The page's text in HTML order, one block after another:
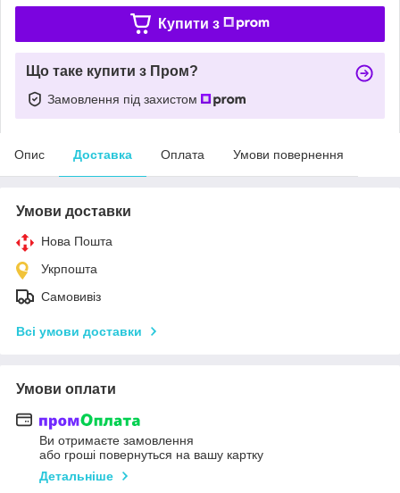
Купити з
Що таке купити з Пром?
Замовлення під захистом
Опис Доставка Оплата Умови повернення
Умови доставки
Нова Пошта
Укрпошта
Самовивіз
Всі умови доставки
Умови оплати
Ви отримаєте замовлення
або гроші повернуться на вашу картку
Детальніше